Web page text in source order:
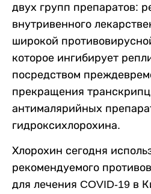
двух групп препаратов:
внутривенного
широкой
которое ингибирует
посредством
прекращения
антималярийных
гидроксихлорохина.
Хлорохин сегодня
рекомендуемого
для лечения COVID-19 в